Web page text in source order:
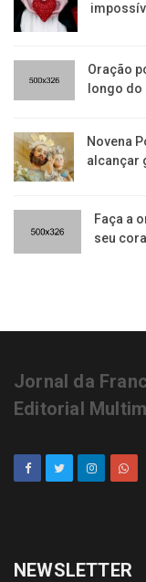
Oração
longo
Novena
alcançar
Faça a
seu
Jornal da
Editorial
NEWSLETTER